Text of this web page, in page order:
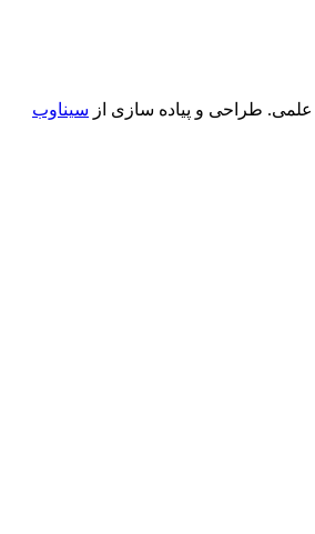
علمی. طراحی و پیاده سازی از سیناوب